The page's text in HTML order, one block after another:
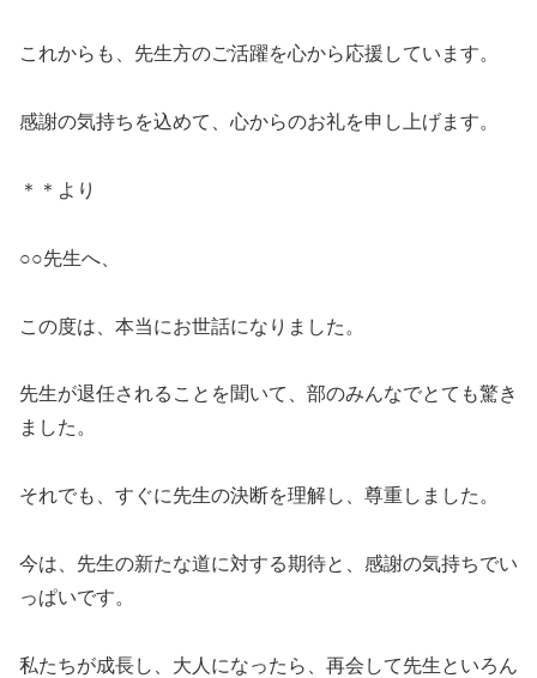
これからも、先生方のご活躍を心から応援しています。
感謝の気持ちを込めて、心からのお礼を申し上げます。
＊＊より
○○先生へ、
この度は、本当にお世話になりました。
先生が退任されることを聞いて、部のみんなでとても驚き
ました。
それでも、すぐに先生の決断を理解し、尊重しました。
今は、先生の新たな道に対する期待と、感謝の気持ちでい
っぱいです。
私たちが成長し、大人になったら、再会して先生といろん